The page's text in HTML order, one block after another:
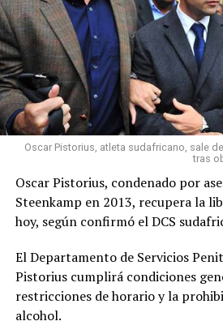
Oscar Pistorius, atleta sudafricano, sale
tras
Oscar Pistorius, condenado por
Steenkamp en 2013, recupera la
hoy, según confirmó el DCS
El Departamento de Servicios
Pistorius cumplirá condiciones
restricciones de horario y la
alcohol.